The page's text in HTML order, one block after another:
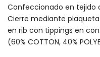
Confeccionado en tejido
Cierre mediante
en rib con tippings en
(60% COTTON, 40%